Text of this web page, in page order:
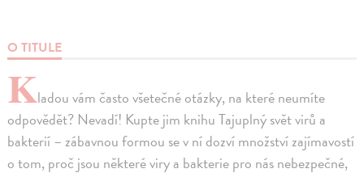
O TITULE
Kladou vám často všetečné otázky, na které neumíte
odpovědět? Nevadí! Kupte jim knihu Tajuplný svět virů a
bakterií – zábavnou formou se v ní dozví množství zajímavostí
o tom, proč jsou některé viry a bakterie pro nás nebezpečné,